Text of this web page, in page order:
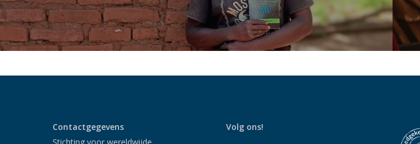
Contactgegevens
Volg ons!